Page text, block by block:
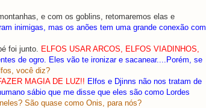
e com os goblins, retomaremos elas e
inimigas, mas os anões tem uma grande conexão com
foi junto. ELFOS USAR ARCOS, ELFOS VIADINHOS,
de ogro. Eles vão te ironizar e sacanear....Porém, se
você diz?
MAGIA DE LUZ!! Elfos e Djinns não nos tratam de
sábio que me disse que eles são como Lordes
São quase como Onis, para nós?